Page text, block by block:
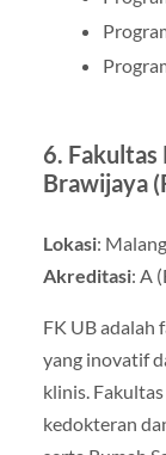
6.
Brawijaya
Lokasi: Malang
Akreditasi: A
FK UB adalah
yang inovatif
klinis.
kedokteran